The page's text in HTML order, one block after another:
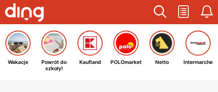
Wakacje
Powrót do
szkoły!
Kaufland POLOmarket Netto Intermarche